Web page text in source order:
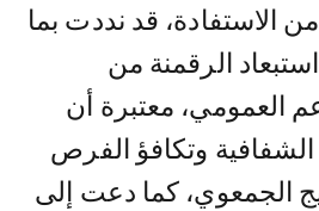
الاستفادة، قد نددت بما
الرقمنة من
العمومي، معتبرة أن
وتكافؤ الفرص
الجمعوي، كما دعت إلى